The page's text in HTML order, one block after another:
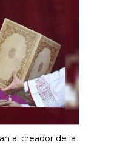
al creador de la